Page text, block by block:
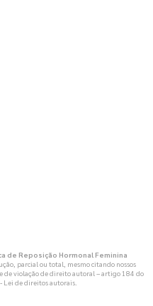
de Reposição Hormonal Feminina
parcial ou total, mesmo citando nossos
de violação de direito autoral – artigo 184 do
Lei de direitos autorais